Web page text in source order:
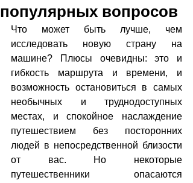
популярных вопросов
Что может быть лучше, чем
исследовать новую страну на
машине? Плюсы очевидны: это и
гибкость маршрута и времени, и
возможность остановиться в самых
необычных и труднодоступных
местах, и спокойное наслаждение
путешествием без посторонних
людей в непосредственной близости
от вас. Но некоторые
путешественники опасаются